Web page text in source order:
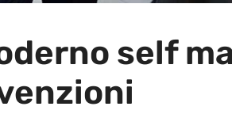
self